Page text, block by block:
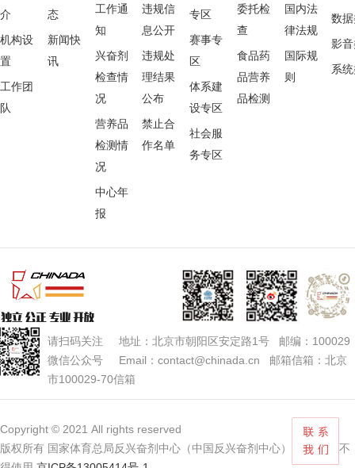
介
机构设
置
工作团
队
态
新闻快
讯
工作通
知
兴奋剂
检查情
况
营养品
检测情
况
中心年
报
违规信
息公开
违规处
理结果
公布
禁止合
作名单
专区
赛事专
区
体系建
设专区
社会服
务专区
委托检
查
食品药
品营养
品检测
国内法
律法规
国际规
则
数
影
系
请扫码关注 地址：北京市朝阳区安定路1号 邮编：100029
微信公众号 Email：contact@chinada.cn 邮箱信箱：北京
市100029-70信箱
Copyright © 2021 All rights reserved
版权所有 国家体育总局反兴奋剂中心（中国反兴奋剂中心） 未经授权不